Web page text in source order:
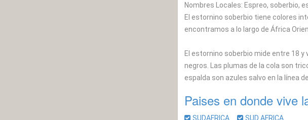
Nombres Locales: Espreo, soberbio,
El estornino soberbio tiene colores
encontramos a lo largo de África
El estornino soberbio mide entre 18
negros. Las plumas de la cola son
espalda son azules salvo en la línea
Paises en donde vive
SUDAFRICA SUD AFRICA